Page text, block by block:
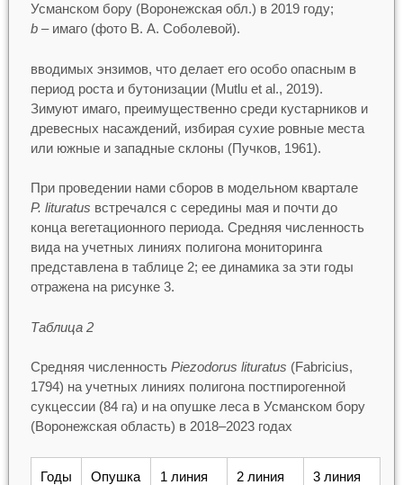
Усманском бору (Воронежская обл.) в 2019 году;
b– имаго (фото В. А. Соболевой).
вводимых энзимов, что делает его особо опасным в
период роста и бутонизации (Mutlu et al., 2019).
Зимуют имаго, преимущественно среди кустарников и
древесных насаждений, избирая сухие ровные места
или южные и западные склоны (Пучков, 1961).
При проведении нами сборов в модельном квартале
P. lituratus встречался с середины мая и почти до
конца вегетационного периода. Средняя численность
вида на учетных линиях полигона мониторинга
представлена в таблице 2; ее динамика за эти годы
отражена на рисунке 3.
Таблица 2
Средняя численность Piezodorus lituratus (Fabricius,
1794) на учетных линиях полигона постпирогенной
сукцессии (84 га) и на опушке леса в Усманском бору
(Воронежская область) в 2018–2023 годах
Годы Опушка 1 линия 2 линия 3 линия